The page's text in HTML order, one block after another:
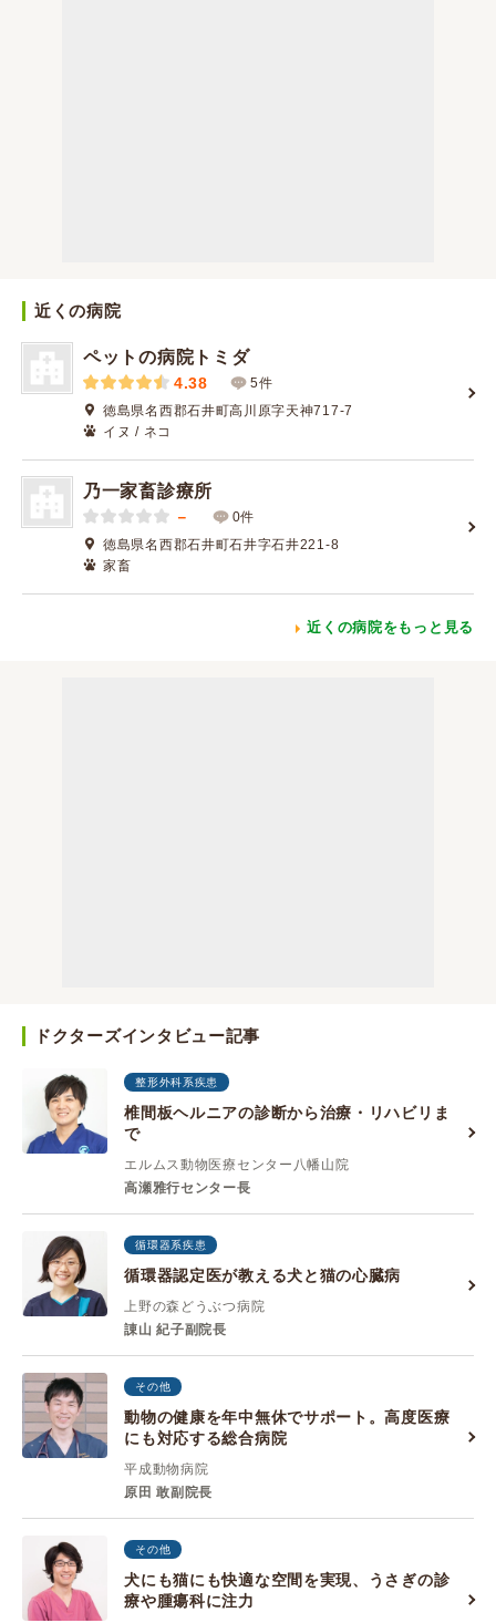
近くの病院
ペットの病院トミダ
4.38
5件
徳島県名西郡石井町高川原字天神717-7
イヌ / ネコ
乃一家畜診療所
－
0件
徳島県名西郡石井町石井字石井221-8
家畜
近くの病院をもっと見る
ドクターズインタビュー記事
整形外科系疾患
椎間板ヘルニアの診断から治療・リハビリま
で
エルムス動物医療センター八幡山院
高瀬雅行センター長
循環器系疾患
循環器認定医が教える犬と猫の心臓病
上野の森どうぶつ病院
諌山 紀子副院長
その他
動物の健康を年中無休でサポート。高度医療
にも対応する総合病院
平成動物病院
原田 敢副院長
その他
犬にも猫にも快適な空間を実現、うさぎの診
療や腫瘍科に注力